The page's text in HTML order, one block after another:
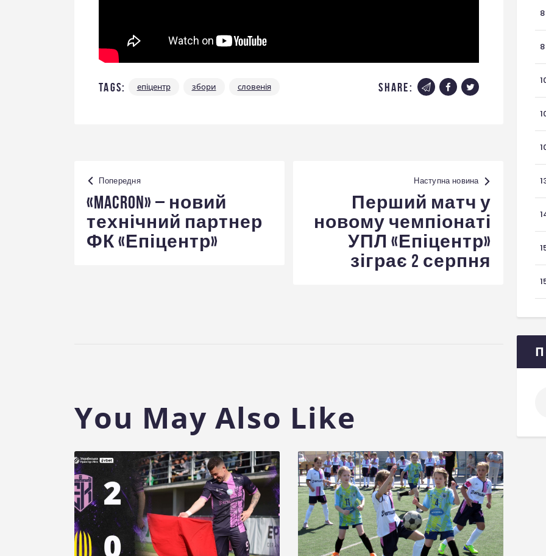
Tags: епіцентр збори словенія share:
Навігація
записів
Попередня
«Macron» – новий
технічний партнер
ФК «Епіцентр»
Наступна новина
Перший матч у
новому чемпіонаті
УПЛ «Епіцентр»
зіграє 2 серпня
You May Also Like
8
8